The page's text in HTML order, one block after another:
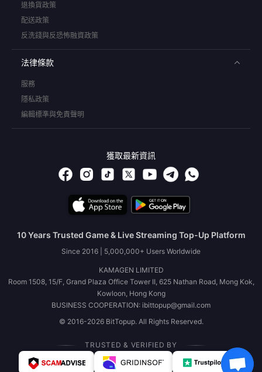
退換貨政策
配送政策
反洗錢與反恐怖融資政策
法律條款
服務
隱私政策
編輯標準與免責聲明
獲取最新資訊
10 Years Trusted Game & Live Streaming Top-Up Platform
Since 2016 | 5,000,000+ Users Worldwide
KAMAGEN LIMITED
Room 1508, 15/F, Grand Plaza Office Tower II, 625 Nathan Road, Mong Kok,
Kowloon, Hong Kong
BUSINESS COOPERATION: ibittopup@gmail.com
© 2016-2026 BitTopup. All Rights Reserved.
TRUSTED & VERIFIED BY